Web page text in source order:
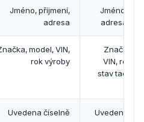
Jméno, příjmení,
adresa
Jméno,
adresa,
model, VIN,
rok výroby
Značka,
VIN, rok
stav
Uvedena číselně
Uvedena